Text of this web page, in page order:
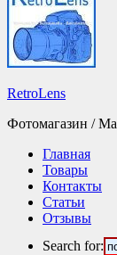
RetroLens
Фотомагазин /
Главная
Товары
Контакты
Статьи
Отзывы
Search for: